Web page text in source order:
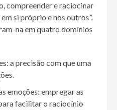
compreender e raciocinar
si próprio e nos outros”.
na em quatro domínios
a precisão com que uma
emoções: empregar as
facilitar o raciocínio